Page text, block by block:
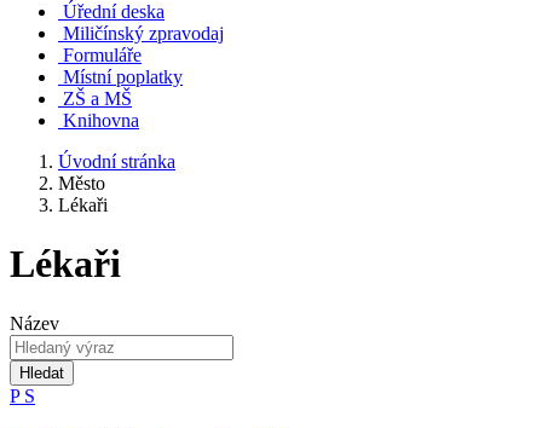
Úřední deska
Miličínský zpravodaj
Formuláře
Místní poplatky
ZŠ a MŠ
Knihovna
Úvodní stránka
Město
Lékaři
Lékaři
Název
Hledat
P S